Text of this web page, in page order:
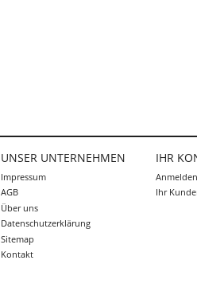
UNSER UNTERNEHMEN
Impressum
AGB
Über uns
Datenschutzerklärung
Sitemap
Kontakt
IHR
Anmelden
Ihr